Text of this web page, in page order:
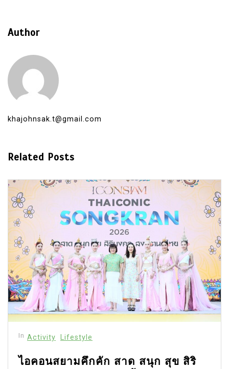
Author
khajohnsak.t@gmail.com
Related Posts
In Activity Lifestyle
ไอคอนสยามคึกคัก สาด สนุก สุข สิริ